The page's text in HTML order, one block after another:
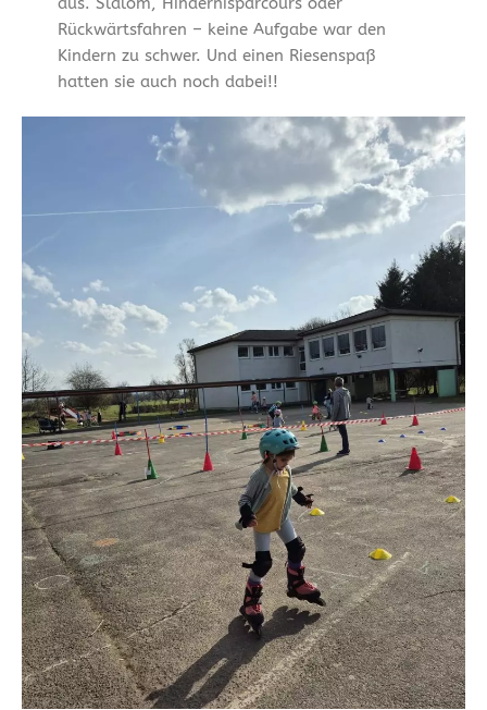
Rückwärtsfahren – keine Aufgabe war den
Kindern zu schwer. Und einen Riesenspaß
hatten sie auch noch dabei!!